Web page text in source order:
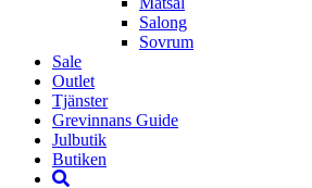
Salong
Sovrum
Sale
Outlet
Tjänster
Grevinnans Guide
Julbutik
Butiken